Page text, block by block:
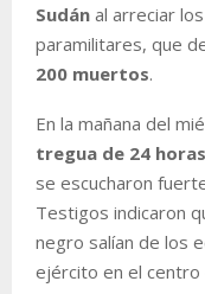
Sudán al arreciar los
paramilitares, que
200 muertos.
En la mañana del
tregua de 24 horas
se escucharon
Testigos indicaron
negro salían de los
ejército en el centro